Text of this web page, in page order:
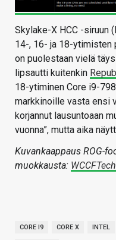
Skylake-X HCC -siruun
14-, 16- ja 18-ytimisten
on puolestaan vielä
lipsautti kuitenkin
18-ytiminen Core i9-
markkinoille vasta ensi
korjannut lausuntoaan
vuonna”, mutta aika
Kuvankaappaus ROG-
muokkausta: WCCFTech
CORE I9 CORE X INTEL